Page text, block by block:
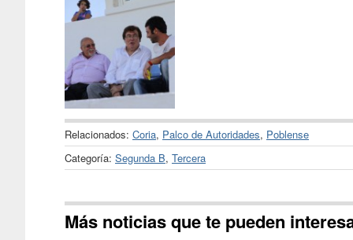
Relacionados: Coria, Palco de Autoridades, Poblense
Categoría: Segunda B, Tercera
Más noticias que te pueden